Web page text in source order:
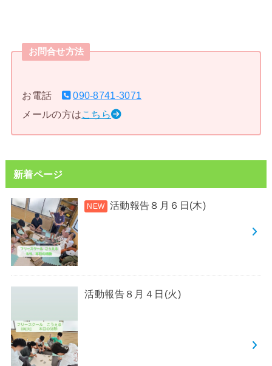
お問合せ方法
お電話
090-8741-3071
メールの方はこちら
新着ページ
活動報告８月６日(木)
活動報告８月４日(火)